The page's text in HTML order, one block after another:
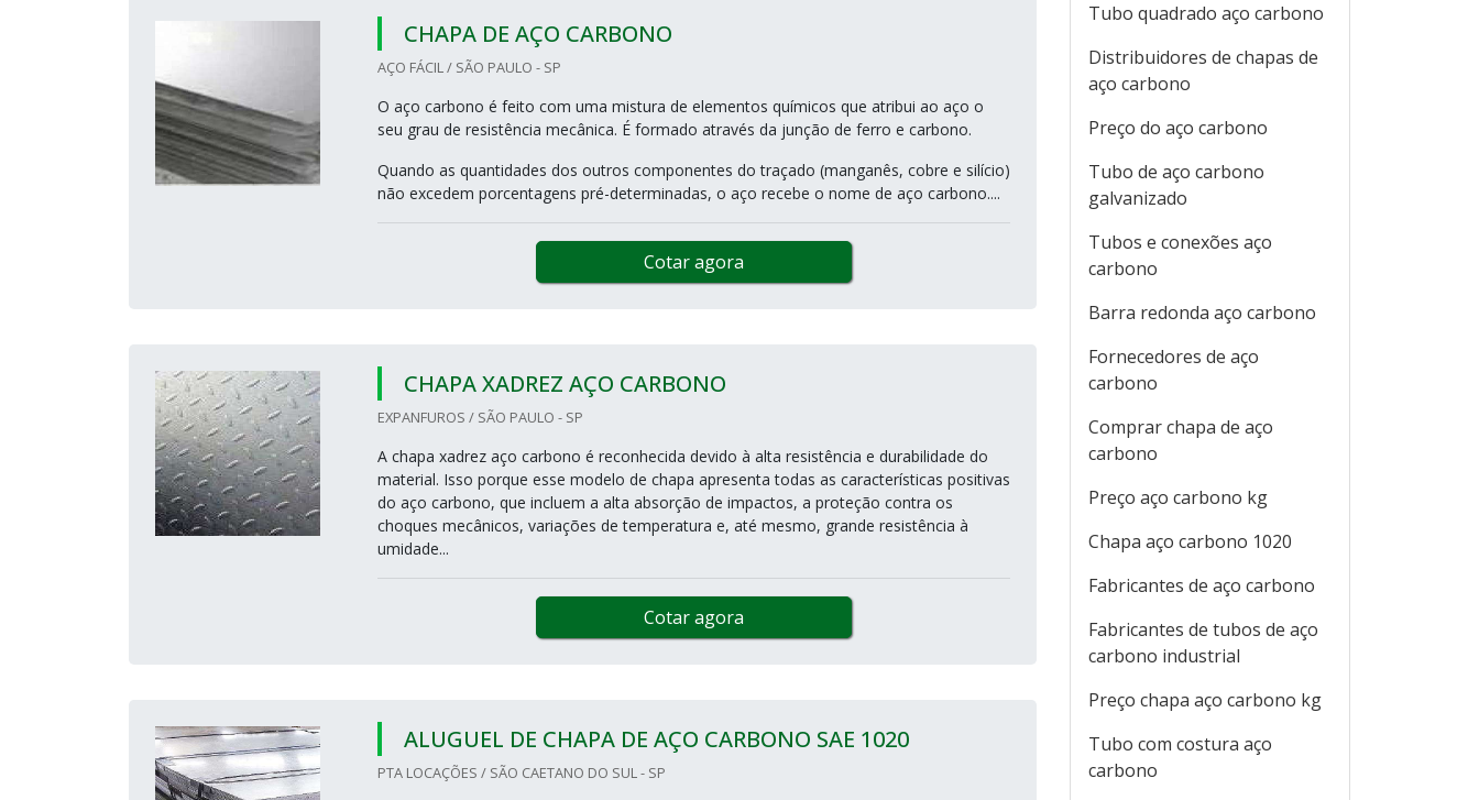
CHAPA DE AÇO CARBONO
AÇO FÁCIL / SÃO PAULO - SP
O aço carbono é feito com uma mistura de elementos químicos que atribui ao aço o
seu grau de resistência mecânica. É formado através da junção de ferro e carbono.
Quando as quantidades dos outros componentes do traçado (manganês, cobre e silício)
não excedem porcentagens pré-determinadas, o aço recebe o nome de aço carbono....
Cotar agora
CHAPA XADREZ AÇO CARBONO
EXPANFUROS / SÃO PAULO - SP
A chapa xadrez aço carbono é reconhecida devido à alta resistência e durabilidade do
material. Isso porque esse modelo de chapa apresenta todas as características positivas
do aço carbono, que incluem a alta absorção de impactos, a proteção contra os
choques mecânicos, variações de temperatura e, até mesmo, grande resistência à
umidade...
Cotar agora
ALUGUEL DE CHAPA DE AÇO CARBONO SAE 1020
PTA LOCAÇÕES / SÃO CAETANO DO SUL - SP
Tubo quadrado aço carbono
Distribuidores de chapas de
aço carbono
Preço do aço carbono
Tubo de aço carbono
galvanizado
Tubos e conexões aço
carbono
Barra redonda aço carbono
Fornecedores de aço
carbono
Comprar chapa de aço
carbono
Preço aço carbono kg
Chapa aço carbono 1020
Fabricantes de aço carbono
Fabricantes de tubos de aço
carbono industrial
Preço chapa aço carbono kg
Tubo com costura aço
carbono